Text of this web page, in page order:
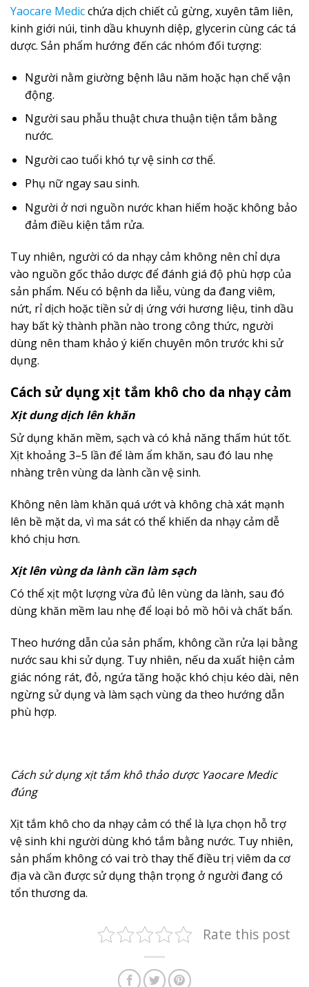
Yaocare Medicchứa dịch chiết củ gừng, xuyên tâm liên,
kinh giới núi, tinh dầu khuynh diệp, glycerin cùng các tá
dược. Sản phẩm hướng đến các nhóm đối tượng:
Người nằm giường bệnh lâu năm hoặc hạn chế vận
động.
Người sau phẫu thuật chưa thuận tiện tắm bằng
nước.
Người cao tuổi khó tự vệ sinh cơ thể.
Phụ nữ ngay sau sinh.
Người ở nơi nguồn nước khan hiếm hoặc không bảo
đảm điều kiện tắm rửa.
Tuy nhiên, người có da nhạy cảm không nên chỉ dựa
vào nguồn gốc thảo dược để đánh giá độ phù hợp của
sản phẩm. Nếu có bệnh da liễu, vùng da đang viêm,
nứt, rỉ dịch hoặc tiền sử dị ứng với hương liệu, tinh dầu
hay bất kỳ thành phần nào trong công thức, người
dùng nên tham khảo ý kiến chuyên môn trước khi sử
dụng.
Cách sử dụng xịt tắm khô cho da nhạy cảm
Xịt dung dịch lên khăn
Sử dụng khăn mềm, sạch và có khả năng thấm hút tốt.
Xịt khoảng 3–5 lần để làm ẩm khăn, sau đó lau nhẹ
nhàng trên vùng da lành cần vệ sinh.
Không nên làm khăn quá ướt và không chà xát mạnh
lên bề mặt da, vì ma sát có thể khiến da nhạy cảm dễ
khó chịu hơn.
Xịt lên vùng da lành cần làm sạch
Có thể xịt một lượng vừa đủ lên vùng da lành, sau đó
dùng khăn mềm lau nhẹ để loại bỏ mồ hôi và chất bẩn.
Theo hướng dẫn của sản phẩm, không cần rửa lại bằng
nước sau khi sử dụng. Tuy nhiên, nếu da xuất hiện cảm
giác nóng rát, đỏ, ngứa tăng hoặc khó chịu kéo dài, nên
ngừng sử dụng và làm sạch vùng da theo hướng dẫn
phù hợp.
Cách sử dụng xịt tắm khô thảo dược Yaocare Medic
đúng
Xịt tắm khô cho da nhạy cảm có thể là lựa chọn hỗ trợ
vệ sinh khi người dùng khó tắm bằng nước. Tuy nhiên,
sản phẩm không có vai trò thay thế điều trị viêm da cơ
địa và cần được sử dụng thận trọng ở người đang có
tổn thương da.
Rate this post